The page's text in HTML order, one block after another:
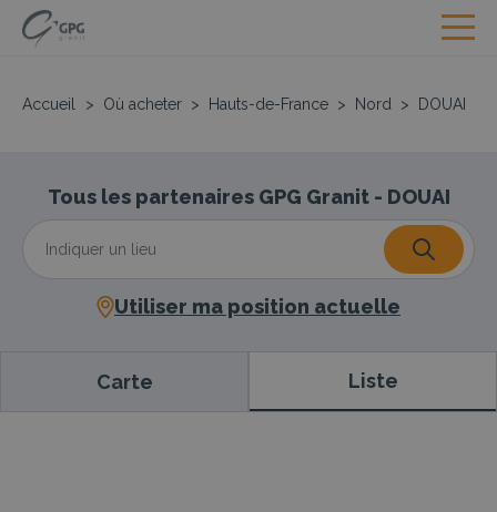
Accueil > Où acheter > Hauts-de-France > Nord > DOUAI
Tous les partenaires GPG Granit - DOUAI
Utiliser ma position actuelle
Carte Liste